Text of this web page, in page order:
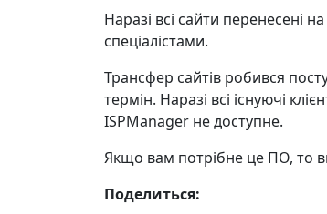
Наразі всі сайти перенесені
спеціалістами.
Трансфер сайтів робився
термін. Наразі всі існуючі
ISPManager не доступне.
Якщо вам потрібне це ПО, то
Поделиться: